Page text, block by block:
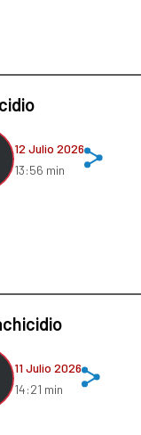
12 Julio 2026
13:56 min
11 Julio 2026
14:21 min